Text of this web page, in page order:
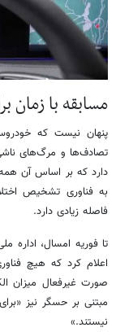
مسابقه با زمان
پنهان نیست که
تصادف‌ها و مرگ‌های
به فناوری تشخیص
فاصله زیادی دارد.
اعلام کرد که هیچ
صورت غیرفعال میزان
مبتنی بر حسگر نیز
نیستند.»